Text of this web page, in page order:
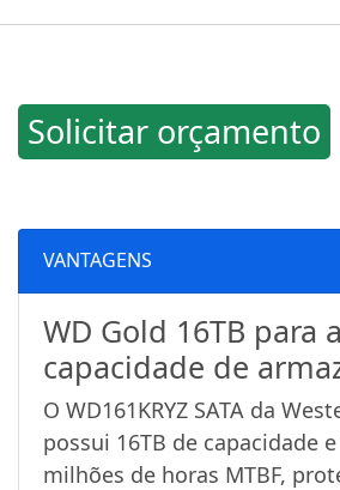
Solicitar orçamento
VANTAGENS
WD Gold 16TB para
capacidade de
O WD161KRYZ SATA da
possui 16TB de capacidade
milhões de horas MTBF,